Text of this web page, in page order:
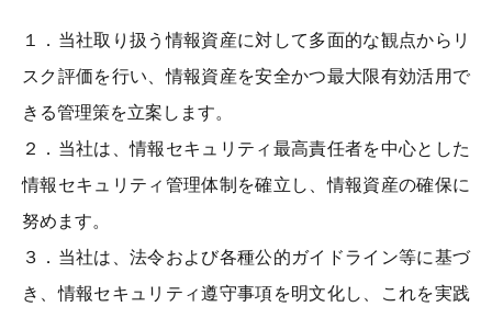
１．当社取り扱う情報資産に対して多面的な観点からリ
スク評価を行い、情報資産を安全かつ最大限有効活用で
きる管理策を立案します。
２．当社は、情報セキュリティ最高責任者を中心とした
情報セキュリティ管理体制を確立し、情報資産の確保に
努めます。
３．当社は、法令および各種公的ガイドライン等に基づ
き、情報セキュリティ遵守事項を明文化し、これを実践